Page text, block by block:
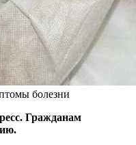
болезни
Гражданам